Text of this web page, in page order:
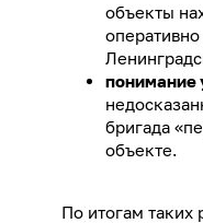
объекты
понимание
бригада
объекте.
По итогам таких